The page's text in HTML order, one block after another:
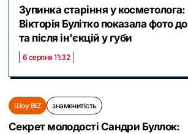
Зупинка старіння у косметолога:
Вікторія Булітко показала фото до
та після ін'єкцій у губи
6 серпня 11:32
Шоу BIZ знаменитість
Секрет молодості Сандри Буллок: